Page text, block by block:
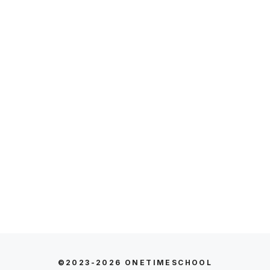
©2023-2026 ONETIMESCHOOL